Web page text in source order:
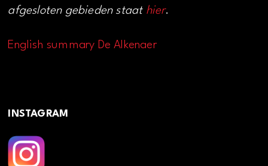
afgesloten gebieden staat hier.
English summary De Alkenaer
INSTAGRAM